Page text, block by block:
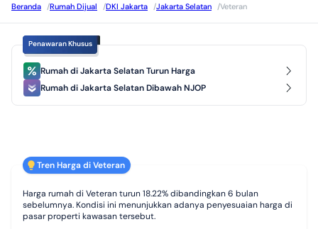
Beranda /Rumah Dijual /DKI Jakarta /Jakarta Selatan /Veteran
Penawaran Khusus
Rumah di Jakarta Selatan Turun Harga
Rumah di Jakarta Selatan Dibawah NJOP
Tren Harga di Veteran
Harga rumah di Veteran turun 18.22% dibandingkan 6 bulan
sebelumnya. Kondisi ini menunjukkan adanya penyesuaian harga di
pasar properti kawasan tersebut.